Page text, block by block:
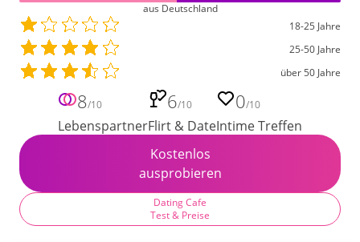
aus Deutschland
18-25 Jahre
25-50 Jahre
über 50 Jahre
8/10
Lebenspartner
6/10
Flirt & Date
0/10
Intime Treffen
Kostenlos
ausprobieren
Dating Cafe
Test & Preise